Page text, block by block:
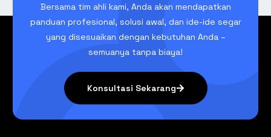
Bersama tim ahli kami, Anda akan mendapatkan
panduan profesional, solusi awal, dan ide-ide segar
yang disesuaikan dengan kebutuhan Anda –
semuanya tanpa biaya!
Konsultasi Sekarang